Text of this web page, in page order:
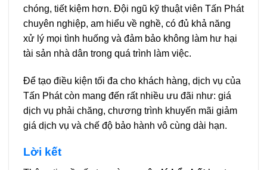
chóng, tiết kiệm hơn. Đội ngũ kỹ thuật viên Tấn Phát
chuyên nghiệp, am hiểu về nghề, có đủ khả năng
xử lý mọi tình huống và đảm bảo không làm hư hại
tài sản nhà dân trong quá trình làm việc.
Để tạo điều kiện tối đa cho khách hàng, dịch vụ của
Tấn Phát còn mang đến rất nhiều ưu đãi như: giá
dịch vụ phải chăng, chương trình khuyến mãi giảm
giá dịch vụ và chế độ bảo hành vô cùng dài hạn.
Lời kết